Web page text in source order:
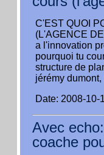
C'EST QUOI
(L'AGENCE
a l'innovation
pourquoi tu
structure de
jérémy
Date: 2008-10-
Avec
coache